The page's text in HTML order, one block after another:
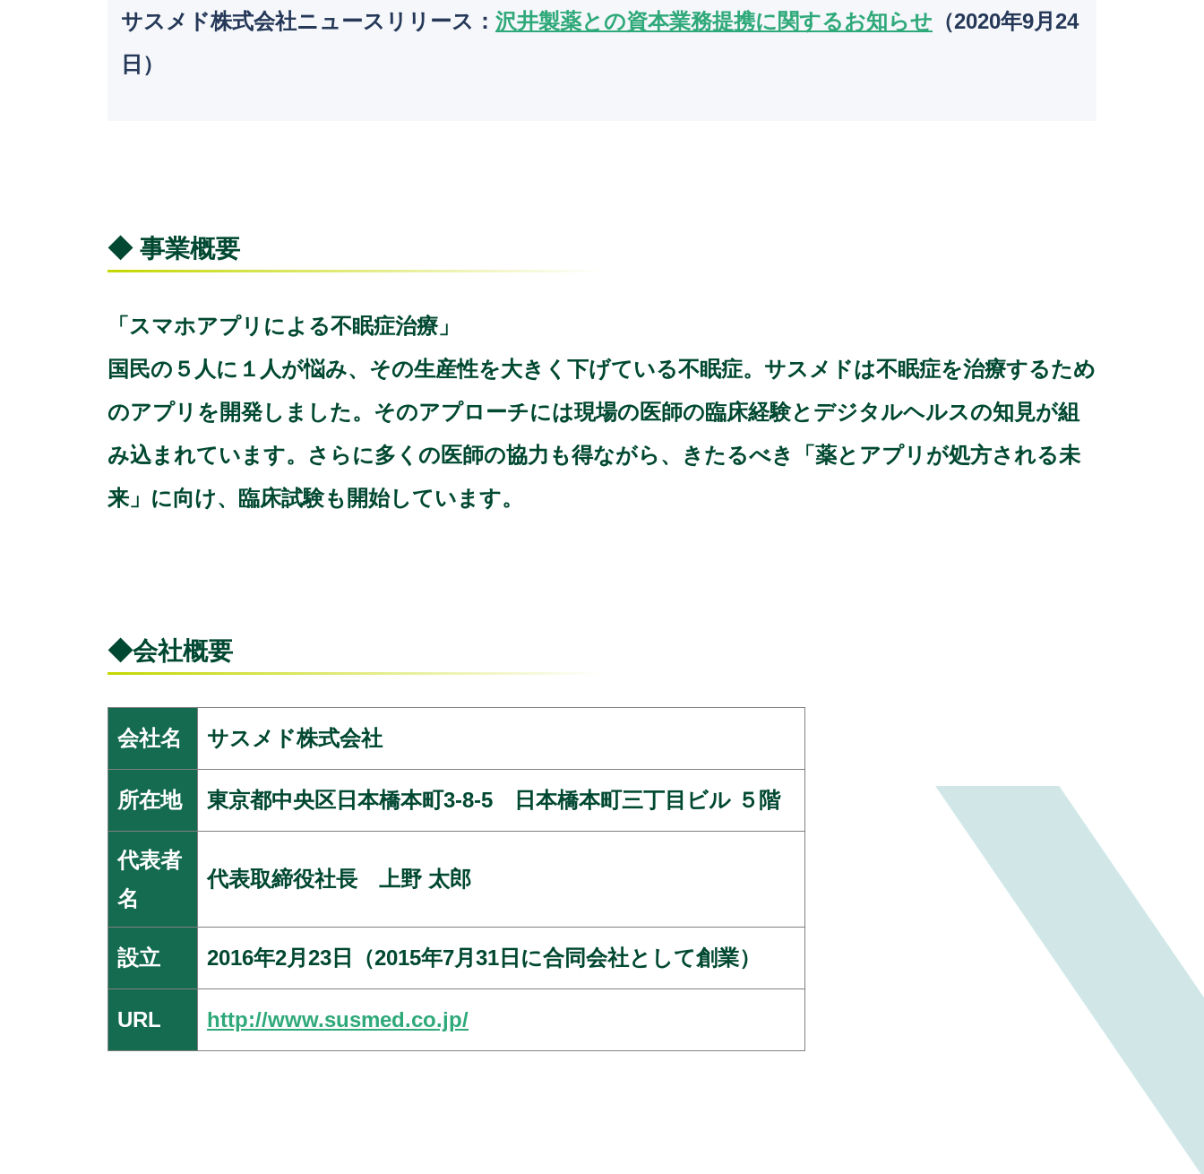
サスメド株式会社ニュースリリース： 沢井製薬との資本業務提携に関するお知らせ （2020年9月24
日）
◆ 事業概要
「スマホアプリによる不眠症治療」
国民の５人に１人が悩み、その生産性を大きく下げている不眠症。サスメドは不眠症を治療するため
のアプリを開発しました。そのアプローチには現場の医師の臨床経験とデジタルヘルスの知見が組
み込まれています。さらに多くの医師の協力も得ながら、きたるべき「薬とアプリが処方される未
来」に向け、臨床試験も開始しています。
◆会社概要
会社名 サスメド株式会社
所在地 東京都中央区日本橋本町3-8-5 日本橋本町三丁目ビル ５階
代表者
名
代表取締役社長 上野 太郎
設立 2016年2月23日（2015年7月31日に合同会社として創業）
URL http://www.susmed.co.jp/